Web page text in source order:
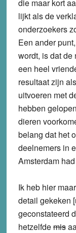
die maar kort
lijkt als de
onderzoekers
Een ander
wordt, is dat
een heel
resultaat zijn
uitvoeren met
hebben
dieren
belang dat het
deelnemers in
Amsterdam
Ik heb hier
detail gekeken
geconstateerd
hetzelfdemis